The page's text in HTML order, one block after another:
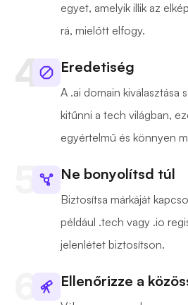
egyet, amelyik illik az
rá, mielőtt elfogy.
Eredetiség
A .ai domain kiválasztása
kitűnni a tech világban,
egyértelmű és könnyen
Ne bonyolítsd túl
Biztosítsa márkáját
például .tech vagy .io
jelenlétet biztosítson.
Ellenőrizze a